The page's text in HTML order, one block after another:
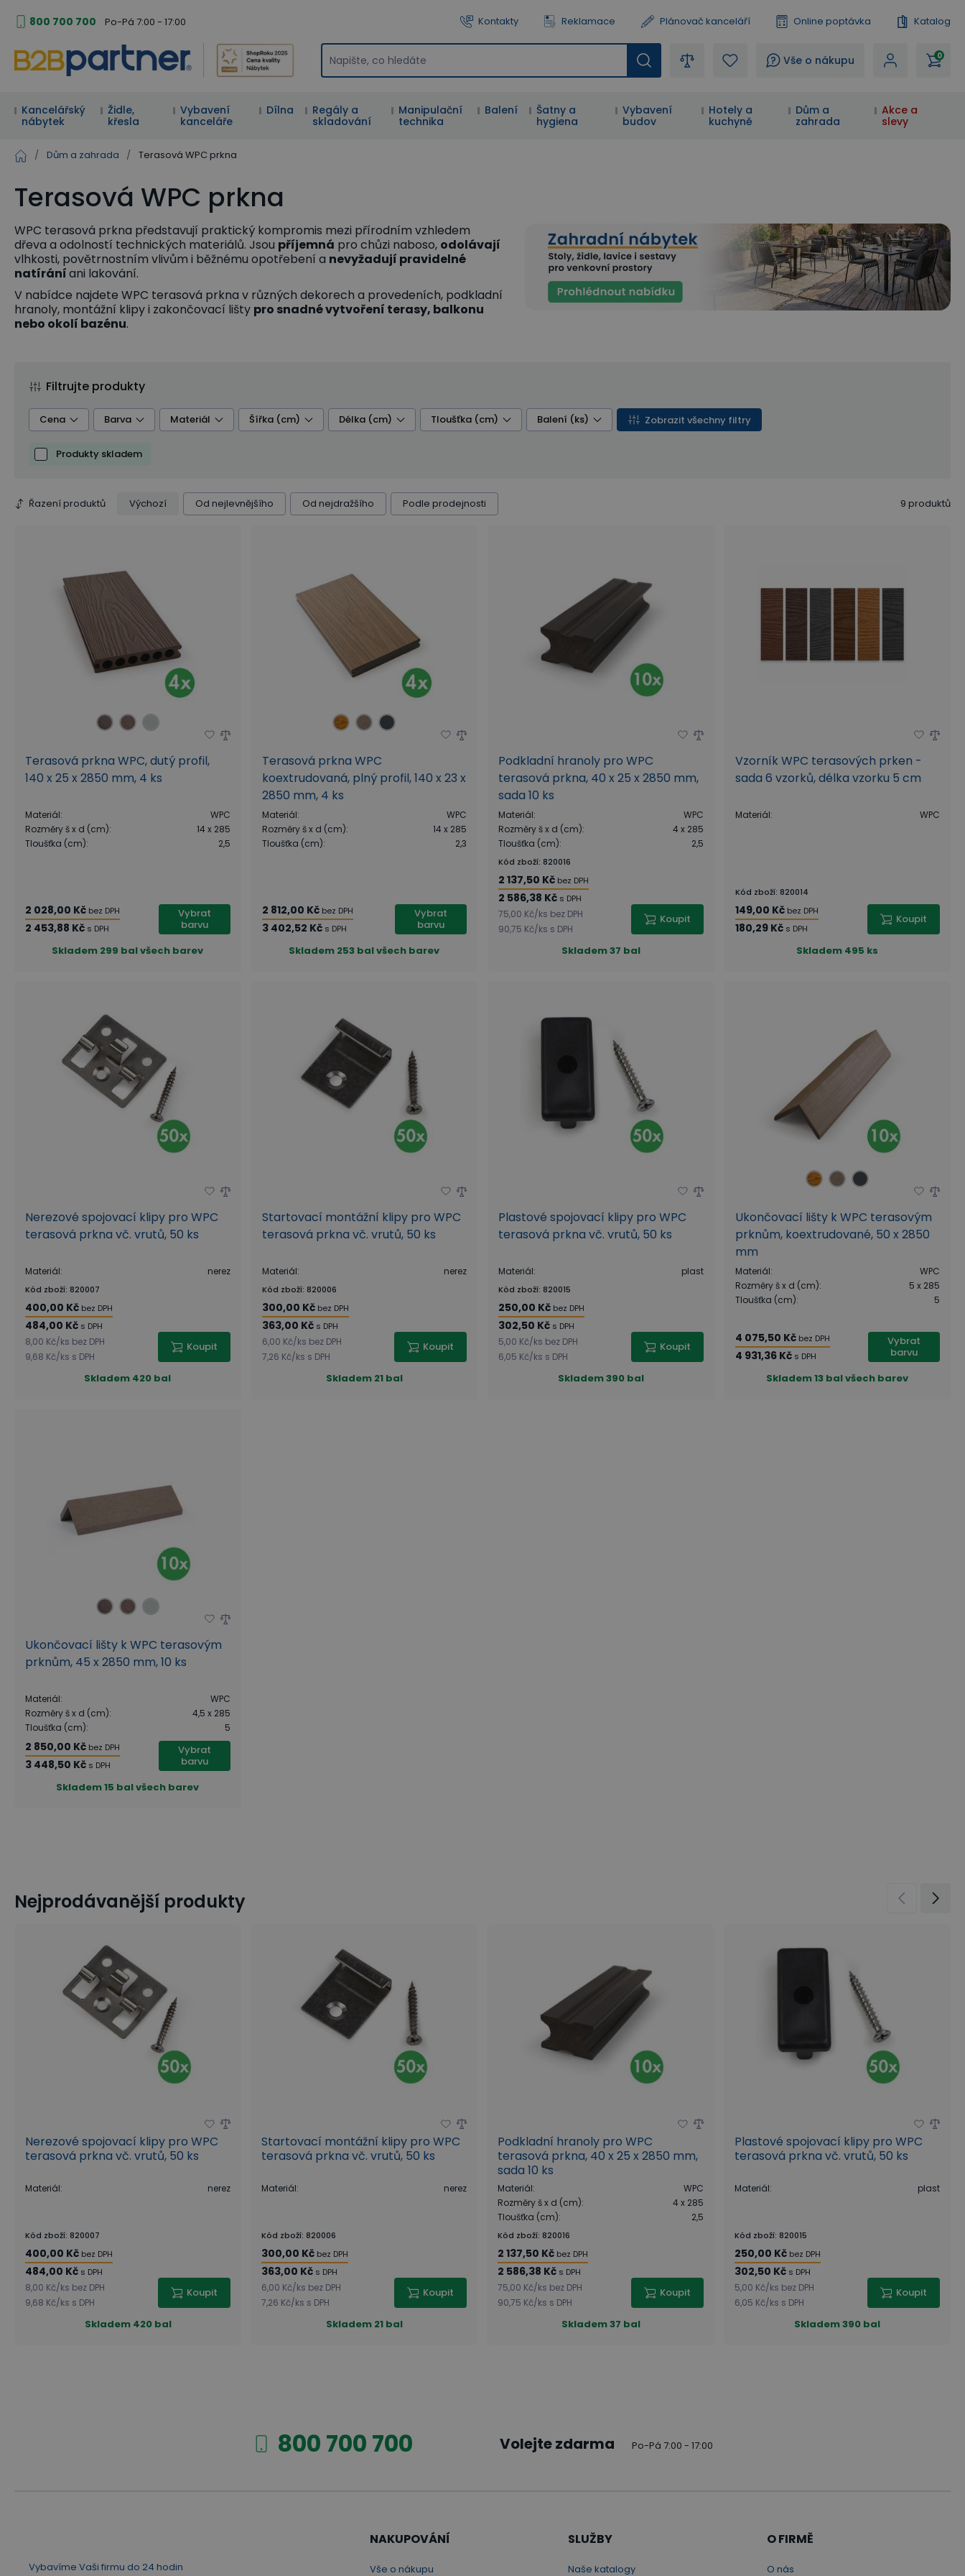
800 700 700 Po-Pá 7:00 - 17:00 Kontakty Reklamace Plánovač kanceláří Online poptávka Katalog
? Vše o nákupu 0
Kancelářský
nábytek
Židle,
křesla
Vybavení
kanceláře
Dílna
Regály a
skladování
Manipulační
technika
Balení
Šatny a
hygiena
Vybavení
budov
Hotely a
kuchyně
Dům a
zahrada
Akce a
slevy
/ Dům a zahrada / Terasová WPC prkna
Terasová WPC prkna
WPC terasová prkna představují praktický kompromis mezi přírodním vzhledem
dřeva a odolností technických materiálů. Jsou příjemná pro chůzi naboso, odolávají
vlhkosti, povětrnostním vlivům i běžnému opotřebení a nevyžadují pravidelné
natíráníani lakování.
V nabídce najdete WPC terasová prkna v různých dekorech a provedeních, podkladní
hranoly, montážní klipy i zakončovací lišty pro snadné vytvoření terasy, balkonu
nebo okolí bazénu.
Filtrujte produkty
Cena Barva Materiál Šířka (cm) Délka (cm) Tloušťka (cm) Balení (ks) Zobrazit všechny filtry
Produkty skladem
Řazení produktů Výchozí Od nejlevnějšího Od nejdražšího Podle prodejnosti 9 produktů
Terasová prkna WPC, dutý profil,
140 x 25 x 2850 mm, 4 ks
Materiál:
WPC
Rozměry š x d (cm):
14 x 285
Tloušťka (cm): 2,5
2 028,00 Kč bez DPH
2 453,88 Kč s DPH
Vybrat
barvu
Skladem 299 bal všech barev
Terasová prkna WPC
koextrudovaná, plný profil, 140 x 23 x
2850 mm, 4 ks
Materiál:
WPC
Rozměry š x d (cm):
14 x 285
Tloušťka (cm): 2,3
2 812,00 Kč bez DPH
3 402,52 Kč s DPH
Vybrat
barvu
Skladem 253 bal všech barev
Podkladní hranoly pro WPC
terasová prkna, 40 x 25 x 2850 mm,
sada 10 ks
Materiál:
WPC
Rozměry š x d (cm):
4 x 285
Tloušťka (cm): 2,5
Kód zboží: 820016
2 137,50 Kč bez DPH
2 586,38 Kč s DPH
75,00 Kč/ks bez DPH
90,75 Kč/ks s DPH
Koupit
Skladem37 bal
Vzorník WPC terasových prken -
sada 6 vzorků, délka vzorku 5 cm
Materiál: WPC
Kód zboží: 820014
149,00 Kč bez DPH
180,29 Kč s DPH
Koupit
Skladem 495 ks
Nerezové spojovací klipy pro WPC
terasová prkna vč. vrutů, 50 ks
Materiál: nerez
Kód zboží: 820007
400,00 Kč bez DPH
484,00 Kč s DPH
8,00 Kč/ks bez DPH
9,68 Kč/ks s DPH
Koupit
Skladem 420 bal
Startovací montážní klipy pro WPC
terasová prkna vč. vrutů, 50 ks
Materiál: nerez
Kód zboží: 820006
300,00 Kč bez DPH
363,00 Kč s DPH
6,00 Kč/ks bez DPH
7,26 Kč/ks s DPH
Koupit
Skladem 21 bal
Plastové spojovací klipy pro WPC
terasová prkna vč. vrutů, 50 ks
Materiál: plast
Kód zboží: 820015
250,00 Kč bez DPH
302,50 Kč s DPH
5,00 Kč/ks bez DPH
6,05 Kč/ks s DPH
Koupit
Skladem390 bal
Ukončovací lišty k WPC terasovým
prknům, koextrudované, 50 x 2850
mm
Materiál:
WPC
Rozměry š x d (cm):
5 x 285
Tloušťka (cm): 5
4 075,50 Kč bez DPH
4 931,36 Kč s DPH
Vybrat
barvu
Skladem13 bal všech barev
Ukončovací lišty k WPC terasovým
prknům, 45 x 2850 mm, 10 ks
Materiál:
WPC
Rozměry š x d (cm):
4,5 x 285
Tloušťka (cm): 5
2 850,00 Kč bez DPH
3 448,50 Kč s DPH
Vybrat
barvu
Skladem15 bal všech barev
Nejprodávanější produkty
Nerezové spojovací klipy pro WPC
terasová prkna vč. vrutů, 50 ks
Materiál: nerez
Kód zboží: 820007
400,00 Kč bez DPH
484,00 Kč s DPH
8,00 Kč/ks bez DPH
9,68 Kč/ks s DPH
Koupit
Skladem 420 bal
Startovací montážní klipy pro WPC
terasová prkna vč. vrutů, 50 ks
Materiál: nerez
Kód zboží:820006
300,00 Kč bez DPH
363,00 Kč s DPH
6,00 Kč/ks bez DPH
7,26 Kč/ks s DPH
Koupit
Skladem 21 bal
Podkladní hranoly pro WPC
terasová prkna, 40 x 25 x 2850 mm,
sada 10 ks
Materiál:
WPC
Rozměry š x d (cm):
4 x 285
Tloušťka (cm): 2,5
Kód zboží:820016
2 137,50 Kč bez DPH
2 586,38 Kč s DPH
75,00 Kč/ks bez DPH
90,75 Kč/ks s DPH
Koupit
Skladem37 bal
Plastové spojovací klipy pro WPC
terasová prkna vč. vrutů, 50 ks
Materiál: plast
Kód zboží: 820015
250,00 Kč bez DPH
302,50 Kč s DPH
5,00 Kč/ks bez DPH
6,05 Kč/ks s DPH
Koupit
Skladem390 bal
800 700 700 Volejte zdarma Po-Pá 7:00 - 17:00
Vybavíme Vaši firmu do 24 hodin
NAKUPOVÁNÍ
Vše o nákupu
SLUŽBY
Naše katalogy
O FIRMĚ
O nás